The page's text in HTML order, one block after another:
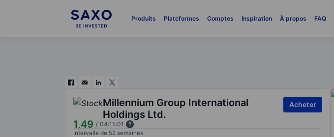
Produits Plateformes Comptes Inspiration À propos FAQ
Millennium Group International
Holdings Ltd.
1,49 / 04:15:01
Acheter
Intervalle de 52 semaines